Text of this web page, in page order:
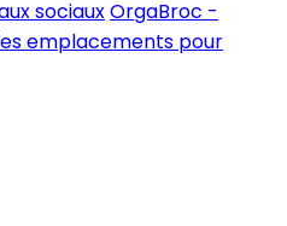
sociauxOrgaBroc -
emplacements pour